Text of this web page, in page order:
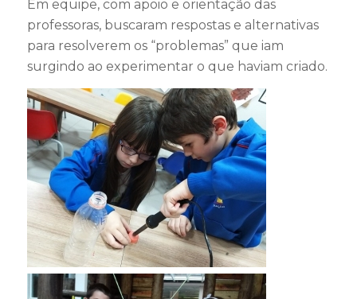
Em equipe, com apoio e orientação das
professoras, buscaram respostas e alternativas
para resolverem os “problemas” que iam
surgindo ao experimentar o que haviam criado.